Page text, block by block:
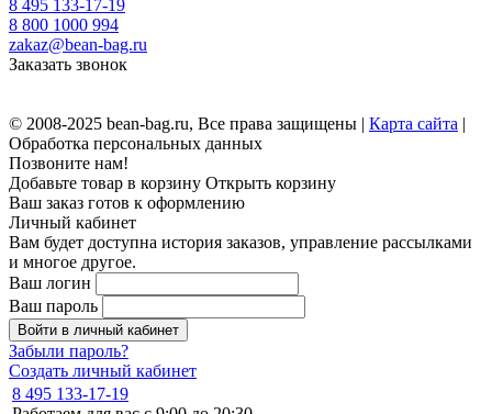
8 495 133-17-19
8 800 1000 994
zakaz@bean-bag.ru
Заказать звонок
© 2008-2025 bean-bag.ru, Все права защищены | Карта сайта |
Обработка персональных данных
Позвоните нам!
Добавьте товар в корзину Открыть корзину
Ваш заказ готов к оформлению
Личный кабинет
Вам будет доступна история заказов, управление рассылками
и многое другое.
Ваш логин
Ваш пароль
Войти в личный кабинет
Забыли пароль?
Создать личный кабинет
8 495 133-17-19